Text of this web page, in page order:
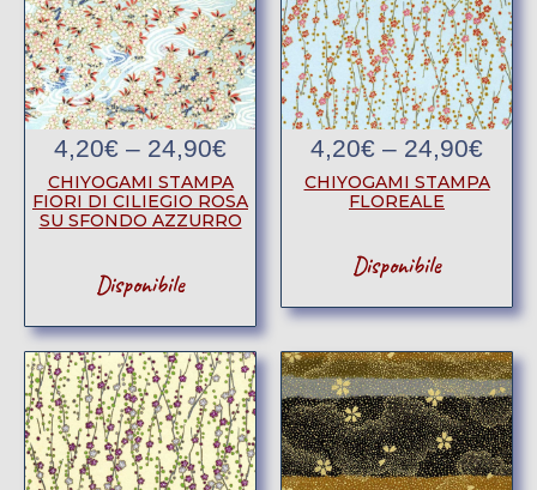
4,20€ – 24,90€
CHIYOGAMI STAMPA
FIORI DI CILIEGIO ROSA
SU SFONDO AZZURRO
Disponibile
4,20€ – 24,90€
CHIYOGAMI STAMPA
FLOREALE
Disponibile